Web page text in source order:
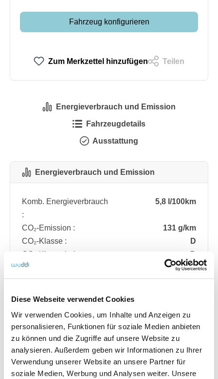
Diese Webseite verwendet Cookies
Wir verwenden Cookies, um Inhalte und Anzeigen zu
personalisieren, Funktionen für soziale Medien anbieten
zu können und die Zugriffe auf unsere Website zu
analysieren. Außerdem geben wir Informationen zu Ihrer
Verwendung unserer Website an unsere Partner für
soziale Medien, Werbung und Analysen weiter. Unsere
Fahrzeug konfigurieren
Zum Merkzettel hinzufügen Teilen
Energieverbrauch und Emission
Fahrzeugdetails
Ausstattung
Energieverbrauch und Emission
Komb. Energieverbrauch
:
5,8 l/100km
CO₂-Emission :
131 g/km
CO₂-Klasse :
D
CO₂-Klasse bei
entladener Batterie :
D
Fahrzeugdetails
Angebotsnummer
ABO74.624
Ausstattungslinie
ST Line
Verfügbar ab